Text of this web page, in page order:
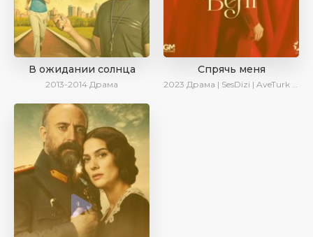
В ожидании солнца
2013-2014 Драма
Спрячь меня
2023 Драма | SesDizi | AveTurk | AlisaDirilis | Сериалы 2023